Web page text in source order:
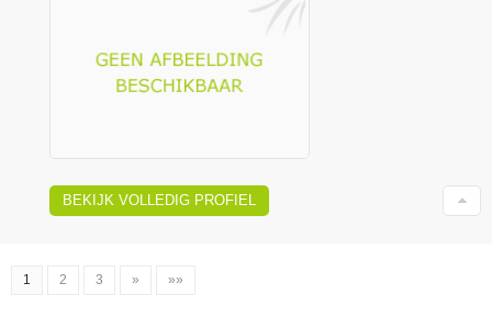
BEKIJK VOLLEDIG PROFIEL
1 2 3 » »»